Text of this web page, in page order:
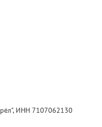
ИНН 7107062130